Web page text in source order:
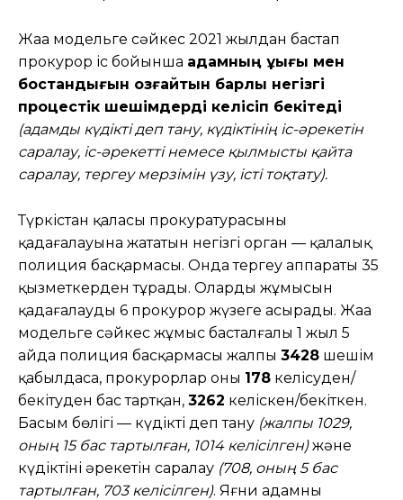
Жаңа модельге сәйкес 2021 жылдан бастап
прокурор іс бойынша адамның құқығы мен
бостандығын қозғайтын барлық негізгі
процестік шешімдерді келісіп бекітеді
(адамды күдікті деп тану, күдіктінің іс-әрекетін
саралау, іс-әрекетті немесе қылмысты қайта
саралау, тергеу мерзімін үзу, істі тоқтату).
Түркістан қаласы прокуратурасының
қадағалауына жататын негізгі орган — қалалық
полиция басқармасы. Онда тергеу аппараты 35
қызметкерден тұрады. Олардың жұмысын
қадағалауды 6 прокурор жүзеге асырады. Жаңа
модельге сәйкес жұмыс басталғалы 1 жыл 5
айда полиция басқармасы жалпы 3428 шешім
қабылдаса, прокурорлар оның 178 келісуден/
бекітуден бас тартқан, 3262 келіскен/бекіткен.
Басым бөлігі — күдікті деп тану (жалпы 1029,
оның 15 бас тартылған, 1014 келісілген)және
күдіктінің әрекетін саралау (708, оның 5 бас
тартылған, 703 келісілген). Яғни адамның